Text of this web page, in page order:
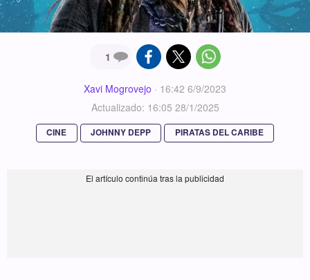
1
Xavi Mogrovejo · 16:42 6/9/2023
Actualizado: 16:05 28/1/2025
CINE JOHNNY DEPP PIRATAS DEL CARIBE